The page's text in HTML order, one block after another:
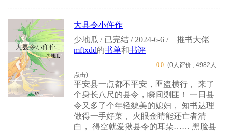
大县令小仵作
少地瓜 / 已完结 / 2024-6-6 /
推书大佬
mftxdd的书单和书评
0.0 (0人评价 , 4982人
点击)
平安县一点都不平安，匪盗横行， 来了
个身长八尺的县令，瞬间剿匪！ 一日县
令又多了个年轻貌美的媳妇， 知书达理
做得一手好菜， 火眼金睛能还亡者清
白， 得空就爱揪县令的耳朵…… 黑脸县